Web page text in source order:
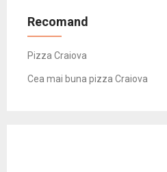
Recomand
Pizza Craiova
Cea mai buna pizza Craiova